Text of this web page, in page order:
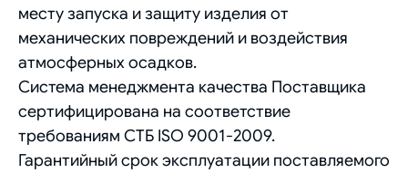
месту запуска и защиту изделия от
механических повреждений и воздействия
атмосферных осадков.
Система менеджмента качества Поставщика
сертифицирована на соответствие
требованиям СТБ ISO 9001-2009.
Гарантийный срок эксплуатации поставляемого